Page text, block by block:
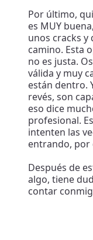
Por último,
es MUY
unos cracks y
camino. Esta
no es justa.
válida y muy
están dentro.
revés, son
eso dice
profesional.
intenten las
entrando, por
Después de
algo, tiene
contar